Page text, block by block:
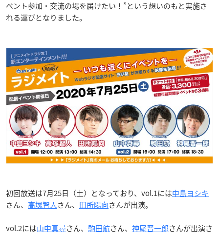
ベント参加・交流の場を届けたい！”という想いのもと実施さ
れる運びとなりました。
初回放送は7月25日（土）となっており、vol.1には中島ヨシキ
さん、 高塚智人さん、 田所陽向さんが出演。
vol.2には山中真尋さん、 駒田航さん、 神尾晋一郎さんが出演さ